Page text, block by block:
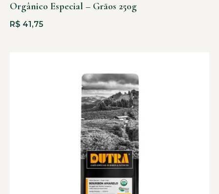
Orgânico Especial – Grãos 250g
R$ 41,75